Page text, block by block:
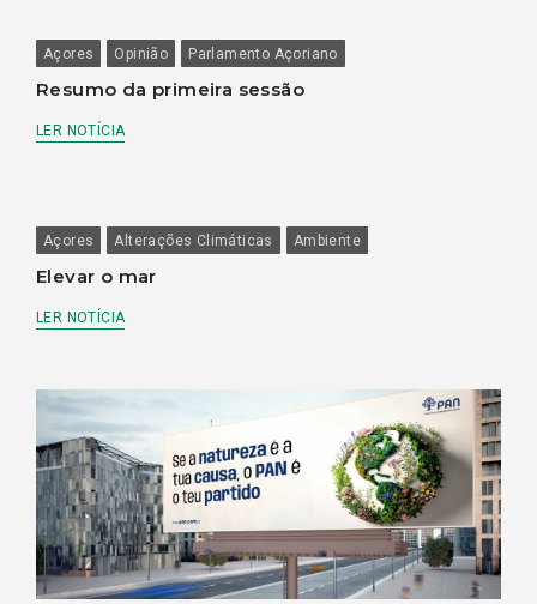
Açores Opinião Parlamento Açoriano
Resumo da primeira sessão
LER NOTÍCIA
Açores Alterações Climáticas Ambiente
Elevar o mar
LER NOTÍCIA